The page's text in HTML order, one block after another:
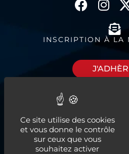
INSCRIPTION À LA
espaces à louer
Ce site utilise des cookies
et vous donne le contrôle
sur ceux que vous
souhaitez activer